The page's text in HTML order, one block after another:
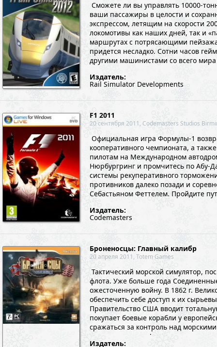
Сможете ли вы управлять 10000-
ваши пассажиры в целости и
экспрессом, летящим на скорости
локомотивы как наших дней, так и
маршрутах с потрясающими
придется несладко. Сотни часов
другими машинистами со всего
Издатель:
Rail Simulator Developments
F1 2011
20 сентября 2011, Codemasters Studios
Официальная игра Формулы-1
кооперативного чемпионата, а
пилотам на Международном
Нюрбургринг и промчитесь по Абу-
системы рекуперативного
противников далеко позади и
Себастьяном Феттелем. Пройдите
Издатель:
Codemasters
Броненосцы: Главный калибр
20 апреля 2011, Totem Games
Тактический морской симулятор,
флота. Уже больше года
ожесточенную войну. В 1862 г.
обеспечить себе доступ к их
Правительство США вводит
покупает боевые корабли у
сражаться за контроль над
разгромите врага! ...
Издатель: